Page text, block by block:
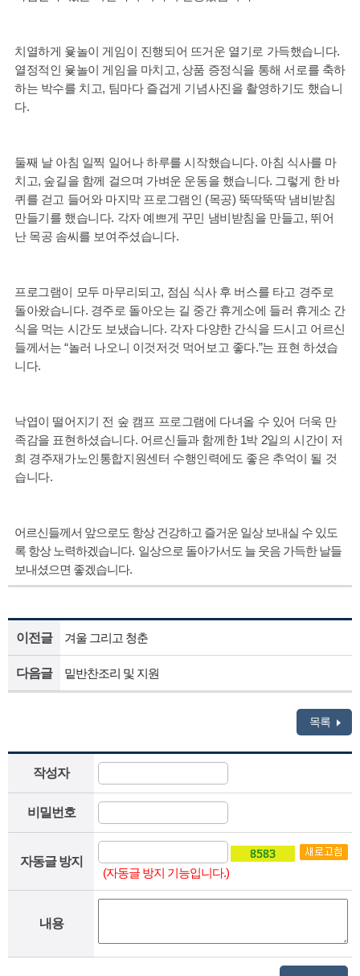
치열하게 윷놀이 게임이 진행되어 뜨거운 열기로 가득했습니다.
열정적인 윷놀이 게임을 마치고, 상품 증정식을 통해 서로를 축하
하는 박수를 치고, 팀마다 즐겁게 기념사진을 촬영하기도 했습니
다.
둘째 날 아침 일찍 일어나 하루를 시작했습니다. 아침 식사를 마
치고, 숲길을 함께 걸으며 가벼운 운동을 했습니다. 그렇게 한 바
퀴를 걷고 들어와 마지막 프로그램인 (목공) 뚝딱뚝딱 냄비받침
만들기를 했습니다. 각자 예쁘게 꾸민 냄비받침을 만들고, 뛰어
난 목공 솜씨를 보여주셨습니다.
프로그램이 모두 마무리되고, 점심 식사 후 버스를 타고 경주로
돌아왔습니다. 경주로 돌아오는 길 중간 휴게소에 들러 휴게소 간
식을 먹는 시간도 보냈습니다. 각자 다양한 간식을 드시고 어르신
들께서는 “놀러 나오니 이것저것 먹어보고 좋다.”는 표현 하셨습
니다.
낙엽이 떨어지기 전 숲 캠프 프로그램에 다녀올 수 있어 더욱 만
족감을 표현하셨습니다. 어르신들과 함께한 1박 2일의 시간이 저
희 경주재가노인통합지원센터 수행인력에도 좋은 추억이 될 것
습니다.
어르신들께서 앞으로도 항상 건강하고 즐거운 일상 보내실 수 있도
록 항상 노력하겠습니다. 일상으로 돌아가서도 늘 웃음 가득한 날들
보내셨으면 좋겠습니다.
이전글 겨울 그리고 청춘
다음글 밑반찬조리 및 지원
목록
작성자
비밀번호
자동글 방지
(자동글 방지 기능입니다.)
내용